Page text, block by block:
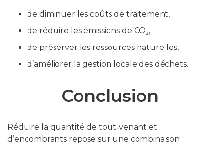
de diminuer les coûts de traitement,
de réduire les émissions de CO₂,
de préserver les ressources naturelles,
d’améliorer la gestion locale des déchets.
Conclusion
Réduire la quantité de tout‑venant et
d’encombrants repose sur une combinaison